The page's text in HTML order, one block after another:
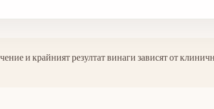
и крайният резултат винаги зависят от